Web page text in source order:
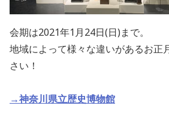
会期は2021年1月24日(日)まで。
地域によって様々な違いがあるお正
さい！
→神奈川県立歴史博物館